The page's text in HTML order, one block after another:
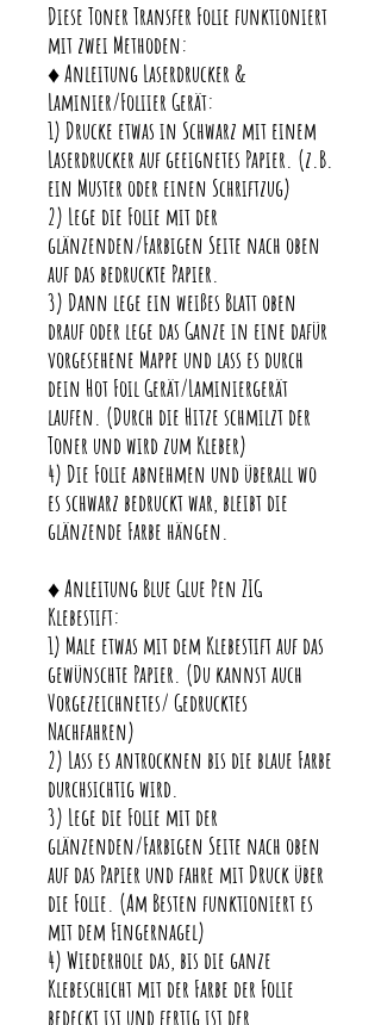
Diese Toner Transfer Folie funktioniert
mit zwei Methoden:
♦ Anleitung Laserdrucker &
Laminier/Foliier Gerät:
1) Drucke etwas in Schwarz mit einem
Laserdrucker auf geeignetes Papier. (z.B.
ein Muster oder einen Schriftzug)
2) Lege die Folie mit der
glänzenden/Farbigen Seite nach oben
auf das bedruckte Papier.
3) Dann lege ein weißes Blatt oben
drauf oder lege das Ganze in eine dafür
vorgesehene Mappe und lass es durch
dein Hot Foil Gerät/Laminiergerät
laufen. (Durch die Hitze schmilzt der
Toner und wird zum Kleber)
4) Die Folie abnehmen und überall wo
es schwarz bedruckt war, bleibt die
glänzende Farbe hängen.
♦ Anleitung Blue Glue Pen ZIG
Klebestift:
1) Male etwas mit dem Klebestift auf das
gewünschte Papier. (Du kannst auch
Vorgezeichnetes/ Gedrucktes
Nachfahren)
2) Lass es antrocknen bis die blaue Farbe
durchsichtig wird.
3) Lege die Folie mit der
glänzenden/Farbigen Seite nach oben
auf das Papier und fahre mit Druck über
die Folie. (Am Besten funktioniert es
mit dem Fingernagel)
4) Wiederhole das, bis die ganze
Klebeschicht mit der Farbe der Folie
bedeckt ist und fertig ist der